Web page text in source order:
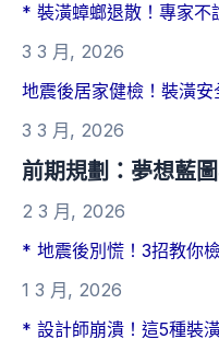
* 裝潢蟑螂退散！專家不
3 3 月, 2026
地震後居家健檢！裝潢安
3 3 月, 2026
前期規劃：夢想藍
2 3 月, 2026
* 地震後別慌！3招教你
1 3 月, 2026
* 設計師崩潰！這5種裝